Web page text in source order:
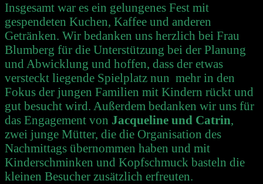
Insgesamt war es ein gelungenes Fest mit
gespendeten Kuchen, Kaffee und anderen
Getränken. Wir bedanken uns herzlich bei Frau
Blumberg für die Unterstützung bei der Planung
und Abwicklung und hoffen, dass der etwas
versteckt liegende Spielplatz nun mehr in den
Fokus der jungen Familien mit Kindern rückt und
gut besucht wird. Außerdem bedanken wir uns für
das Engagement von Jacqueline und Catrin,
zwei junge Mütter, die die Organisation des
Nachmittags übernommen haben und mit
Kinderschminken und Kopfschmuck basteln die
kleinen Besucher zusätzlich erfreuten.